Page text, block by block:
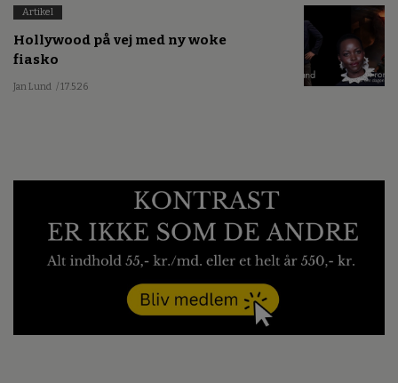
Artikel
Hollywood på vej med ny woke
fiasko
Jan Lund / 17.5.26